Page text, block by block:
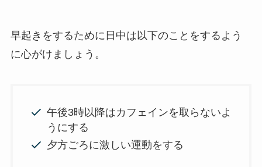
早起きをするために日中は以下のことをするよう
に心がけましょう。
午後3時以降はカフェインを取らないよ
うにする
夕方ごろに激しい運動をする